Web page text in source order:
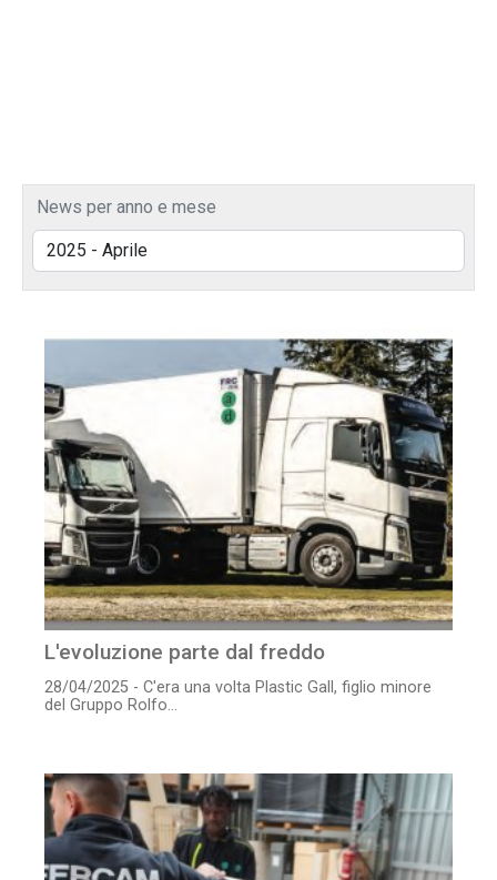
News per anno e mese
L'evoluzione parte dal freddo
28/04/2025 - C'era una volta Plastic Gall, figlio minore
del Gruppo Rolfo...